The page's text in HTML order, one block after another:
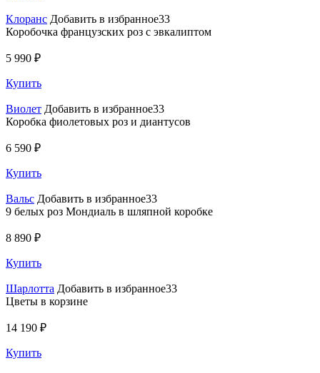
Клоранс Добавить в избранное33
Коробочка французских роз с эвкалиптом
5 990 ₽
Купить
Виолет Добавить в избранное33
Коробка фиолетовых роз и диантусов
6 590 ₽
Купить
Вальс Добавить в избранное33
9 белых роз Мондиаль в шляпной коробке
8 890 ₽
Купить
Шарлотта Добавить в избранное33
Цветы в корзине
14 190 ₽
Купить